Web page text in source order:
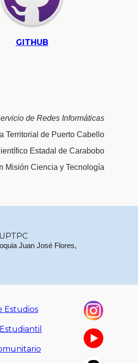
GITHUB
de Redes Informáticas
Territorial de Puerto Cabello
Estadal de Carabobo
Misión Ciencia y Tecnología
Juan José Flores,
Estudios